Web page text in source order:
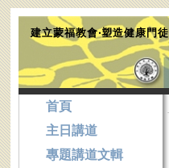
建立蒙福教會‧塑造健康門徒
首頁
主日講道
專題講道文輯